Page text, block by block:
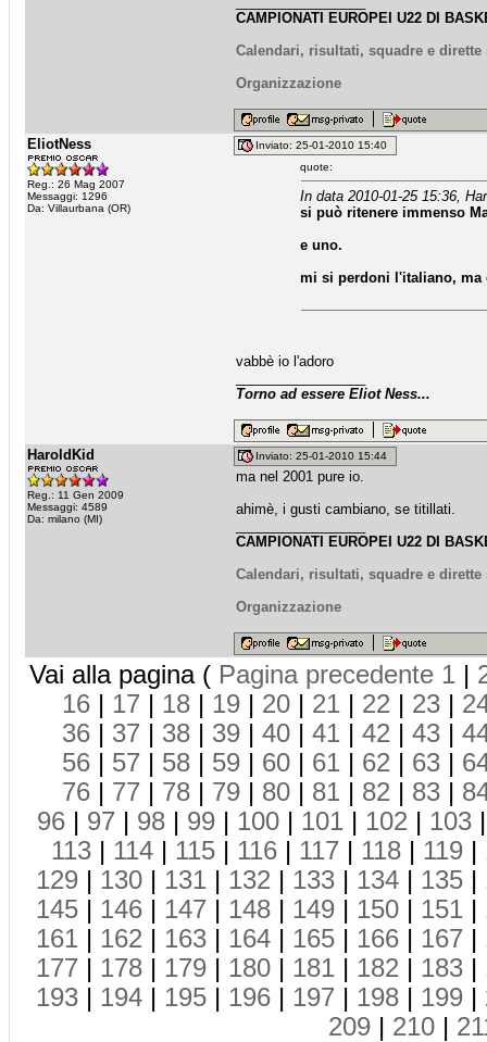
CAMPIONATI EUROPEI U22 DI
Calendari, risultati, squadre e dirette
Organizzazione
EliotNess
Reg.: 26 Mag 2007
Messaggi: 1296
Da: Villaurbana (OR)
Inviato: 25-01-2010 15:40
quote:
In data 2010-01-25 15:36,
si può ritenere immenso
e uno.
mi si perdoni l'italiano, ma
vabbè io l'adoro
Torno ad essere Eliot Ness...
HaroldKid
Reg.: 11 Gen 2009
Messaggi: 4589
Da: milano (MI)
Inviato: 25-01-2010 15:44
ma nel 2001 pure io.
ahimè, i gusti cambiano, se titillati.
CAMPIONATI EUROPEI U22 DI
Calendari, risultati, squadre e dirette
Organizzazione
Vai alla pagina ( Pagina precedente 1 |
16 | 17 | 18 | 19 | 20 | 21 | 22 | 23 |
36 | 37 | 38 | 39 | 40 | 41 | 42 | 43 |
56 | 57 | 58 | 59 | 60 | 61 | 62 | 63 |
76 | 77 | 78 | 79 | 80 | 81 | 82 | 83 |
96 | 97 | 98 | 99 | 100 | 101 | 102 | 103
113 | 114 | 115 | 116 | 117 | 118 | 119 |
129 | 130 | 131 | 132 | 133 | 134 | 135 |
145 | 146 | 147 | 148 | 149 | 150 | 151 |
161 | 162 | 163 | 164 | 165 | 166 | 167 |
177 | 178 | 179 | 180 | 181 | 182 | 183 |
193 | 194 | 195 | 196 | 197 | 198 | 199 |
209 | 210 |